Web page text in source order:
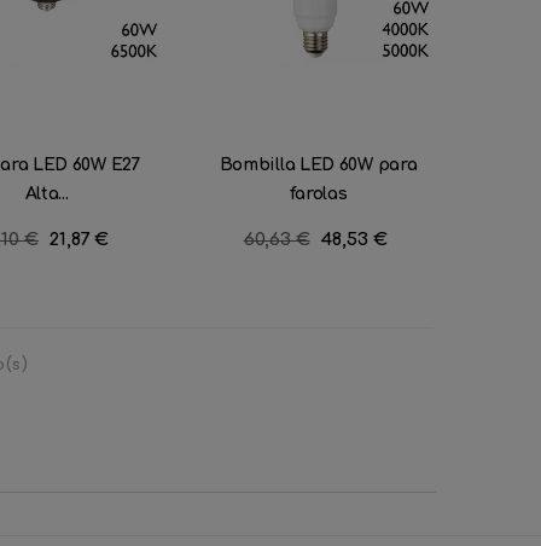
LED 60W E27
Alta...
€ Precio
21,87 €
Bombilla LED 60W para
farolas
Precio
60,63 € Precio
48,53 €